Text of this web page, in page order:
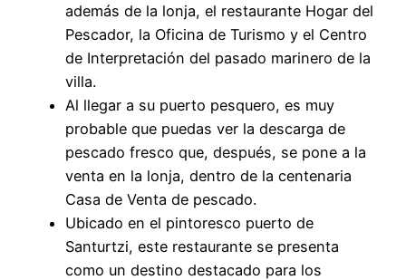
además de la lonja, el restaurante Hogar del
Pescador, la Oficina de Turismo y el Centro
de Interpretación del pasado marinero de la
villa.
Al llegar a su puerto pesquero, es muy
probable que puedas ver la descarga de
pescado fresco que, después, se pone a la
venta en la lonja, dentro de la centenaria
Casa de Venta de pescado.
Ubicado en el pintoresco puerto de
Santurtzi, este restaurante se presenta
como un destino destacado para los